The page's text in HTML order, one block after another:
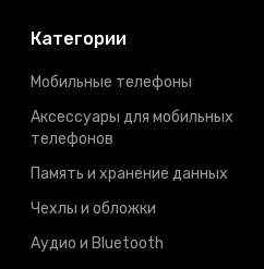
Категории
Мобильные телефоны
Аксессуары для мобильных
телефонов
Память и хранение данных
Чехлы и обложки
Аудио и Bluetooth